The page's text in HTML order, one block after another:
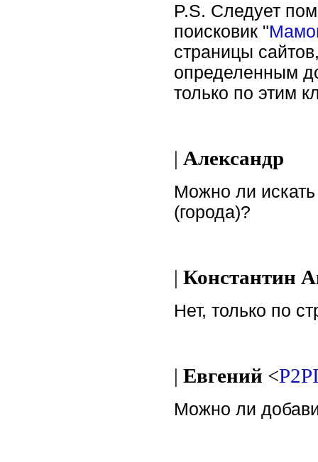
P.S. Следует
поисковик "
страницы
определенным
только по этим
| Александр
Можно ли
(города)?
|Константин
Нет, только по
|Евгений <
Можно ли